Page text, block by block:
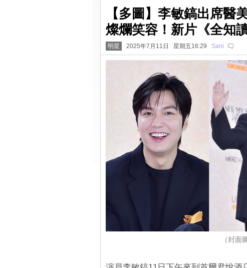
【多圖】李敏鎬出席醫
燦爛笑容！新片《全知
明星 2025年7月11日 星期五16:29 Sani
（封面